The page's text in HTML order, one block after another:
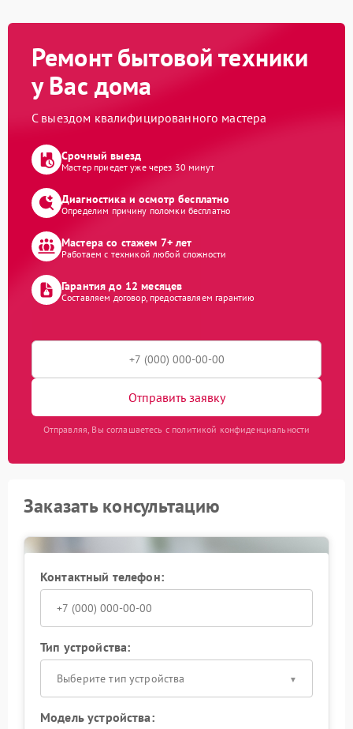
Ремонт бытовой техники
у Вас дома
С выездом квалифицированного мастера
Срочный выезд
Мастер приедет уже через 30 минут
Диагностика и осмотр бесплатно
Определим причину поломки бесплатно
Мастера со стажем 7+ лет
Работаем с техникой любой сложности
Гарантия до 12 месяцев
Составляем договор, предоставляем гарантию
Отправить заявку
Отправляя, Вы соглашаетесь с политикой конфиденциальности
Заказать консультацию
Контактный телефон:
Тип устройства:
Выберите тип устройства
Модель устройства: